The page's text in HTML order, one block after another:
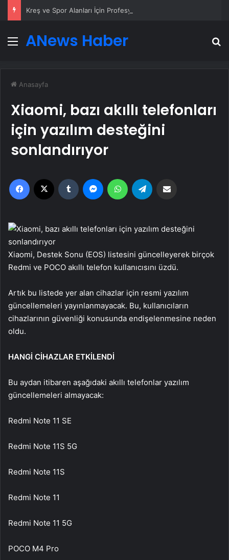
Kreş ve Spor Alanları İçin Profesyonel Zemin Çözümleri
MenüANews Haber
Anasayfa
Xiaomi, bazı akıllı telefonları
için yazılım desteğini
sonlandırıyor
Facebook Tumblr MessengerWhatsApp
Xiaomi, Destek Sonu (EOS) listesini güncelleyerek birçok
Redmi ve POCO akıllı telefon kullanıcısını üzdü.
Artık bu listede yer alan cihazlar için resmi yazılım
güncellemeleri yayınlanmayacak. Bu, kullanıcıların
cihazlarının güvenliği konusunda endişelenmesine neden
oldu.
HANGİ CİHAZLAR ETKİLENDİ
Bu aydan itibaren aşağıdaki akıllı telefonlar yazılım
güncellemeleri almayacak:
Redmi Note 11 SE
Redmi Note 11S 5G
Redmi Note 11S
Redmi Note 11
Redmi Note 11 5G
POCO M4 Pro